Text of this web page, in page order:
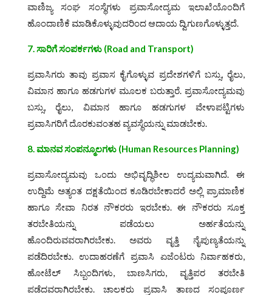
ವಾಣಿಜ್ಯ ಸಂಘ ಸಂಸ್ಥೆಗಳು ಪ್ರವಾಸೋದ್ಯಮ ಇಲಾಖೆಯೊಂದಿಗೆ
ಹೊಂದಾಣಿಕೆ ಮಾಡಿಕೊಳ್ಳುವುದರಿಂದ ಆದಾಯ ದ್ವಿಗುಣಗೊಳ್ಳುತ್ತದೆ.
7. ಸಾರಿಗೆ ಸಂಪರ್ಕಗಳು (Road and Transport)
ಪ್ರವಾಸಿಗರು ತಾವು ಪ್ರವಾಸ ಕೈಗೊಳ್ಳುವ ಪ್ರದೇಶಗಳಿಗೆ ಬಸ್ಸು, ರೈಲು,
ವಿಮಾನ ಹಾಗೂ ಹಡಗುಗಳ ಮೂಲಕ ಬರುತ್ತಾರೆ. ಪ್ರವಾಸೋದ್ಯಮವು
ಬಸ್ಸು, ರೈಲು, ವಿಮಾನ ಹಾಗೂ ಹಡಗುಗಳ ವೇಳಾಪಟ್ಟಿಗಳು
ಪ್ರವಾಸಿಗರಿಗೆ ದೊರಕುವಂತಹ ವ್ಯವಸ್ಥೆಯನ್ನು ಮಾಡಬೇಕು.
8. ಮಾನವ ಸಂಪನ್ಮೂಲಗಳು (Human Resources Planning)
ಪ್ರವಾಸೋದ್ಯಮವು ಒಂದು ಅಭಿವೃದ್ಧಿಶೀಲ ಉದ್ಯಮವಾಗಿದೆ. ಈ
ಉದ್ದಿಮೆ ಅತ್ಯಂತ ದಕ್ಷತೆಯಿಂದ ಕೂಡಿರಬೇಕಾದರೆ ಅಲ್ಲಿ ಪ್ರಾಮಾಣಿಕ
ಹಾಗೂ ಸೇವಾ ನಿರತ ನೌಕರರು ಇರಬೇಕು. ಈ ನೌಕರರು ಸೂಕ್ತ
ತರಬೇತಿಯನ್ನು ಪಡೆಯಲು ಅರ್ಹತೆಯನ್ನು
ಹೊಂದಿರುವವರಾಗಿರಬೇಕು. ಅವರು ವೃತ್ತಿ ನೈಪುಣ್ಯತೆಯನ್ನು
ಪಡೆದಿರಬೇಕು. ಉದಾಹರಣೆಗೆ ಪ್ರವಾಸಿ ಏಜೆಂಟರು ನಿರ್ವಾಹಕರು,
ಹೋಟೆಲ್ ಸಿಬ್ಬಂದಿಗಳು, ಬಾಣಸಿಗರು, ವೃತ್ತಿಪರ ತರಬೇತಿ
ಪಡೆದವರಾಗಿರಬೇಕು. ಚಾಲಕರು ಪ್ರವಾಸಿ ತಾಣದ ಸಂಪೂರ್ಣ